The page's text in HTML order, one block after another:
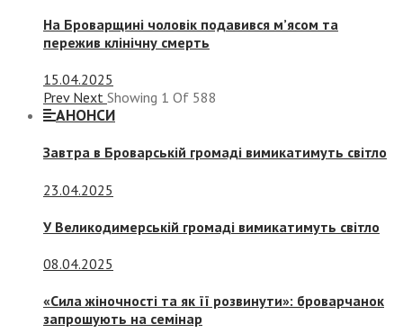
На Броварщині чоловік подавився м’ясом та
пережив клінічну смерть
15.04.2025
Prev Next Showing 1 Of 588
АНОНСИ
Завтра в Броварській громаді вимикатимуть світло
23.04.2025
У Великодимерській громаді вимикатимуть світло
08.04.2025
«Сила жіночності та як її розвинути»: броварчанок
запрошують на семінар